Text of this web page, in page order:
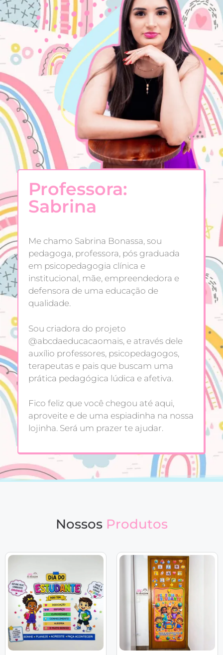
Professora:
Sabrina
Me chamo Sabrina Bonassa, sou
pedagoga, professora, pós graduada
em psicopedagogia clínica e
institucional, mãe, empreendedora e
defensora de uma educação de
qualidade.
Sou criadora do projeto
@abcdaeducacaomais, e através dele
auxílio professores, psicopedagogos,
terapeutas e pais que buscam uma
prática pedagógica lúdica e afetiva.
Fico feliz que você chegou até aqui,
aproveite e de uma espiadinha na nossa
lojinha. Será um prazer te ajudar.
Nossos Produtos